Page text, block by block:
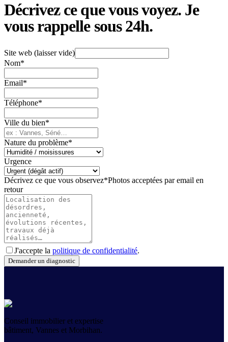
Décrivez ce que vous voyez. Je
vous rappelle sous 24h.
Site web (laisser vide)
Nom*
Email*
Téléphone*
Ville du bien*
Nature du problème*
Urgence
Décrivez ce que vous observez*Photos acceptées par email en
retour
J'accepte la politique de confidentialité.
Demander un diagnostic
Conseil immobilier et expertise
bâtiment, Vannes et Morbihan.